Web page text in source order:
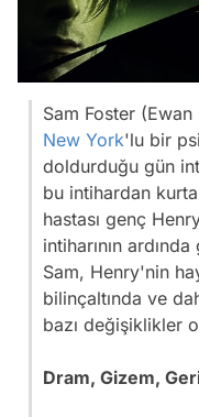
Sam Foster
New York'lu bir
doldurduğu gün
bu intihardan
hastası genç
intiharının
Sam, Henry'nin
bilinçaltında ve
bazı değişiklikler
Dram, Gizem,